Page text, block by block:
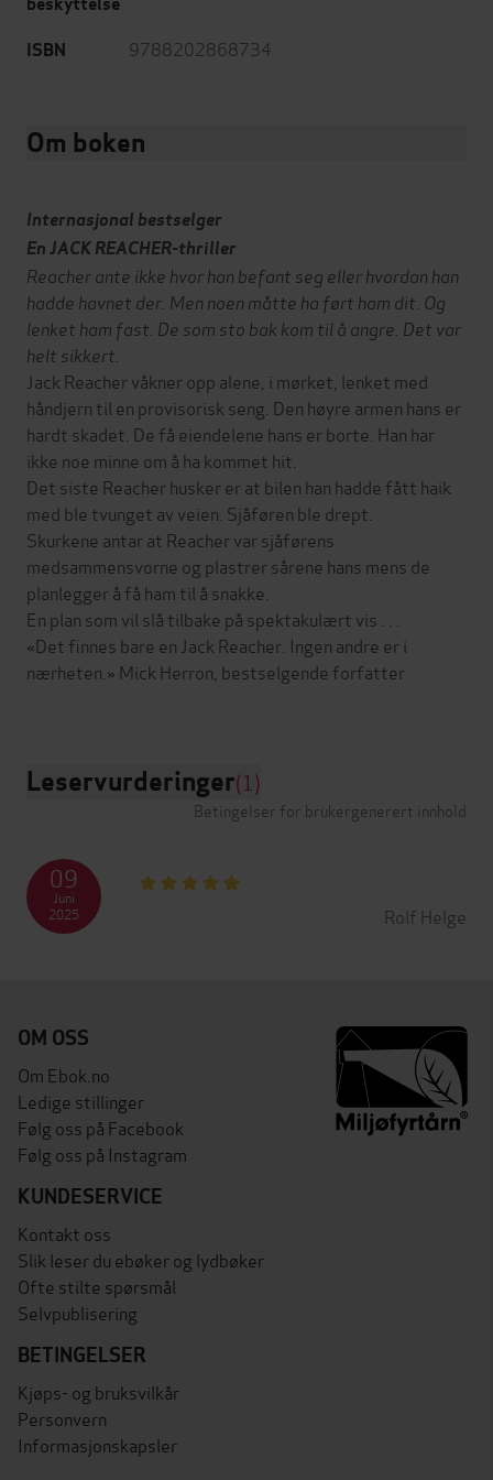
ISBN 9788202868734
Om boken
Internasjonal bestselger
En JACK REACHER-thriller
Reacher ante ikke hvor han befant seg eller hvordan han
hadde havnet der. Men noen måtte ha ført ham dit. Og
lenket ham fast. De som sto bak kom til å angre. Det var
helt sikkert.
Jack Reacher våkner opp alene, i mørket, lenket med
håndjern til en provisorisk seng. Den høyre armen hans er
hardt skadet. De få eiendelene hans er borte. Han har
ikke noe minne om å ha kommet hit.
Det siste Reacher husker er at bilen han hadde fått haik
med ble tvunget av veien. Sjåføren ble drept.
Skurkene antar at Reacher var sjåførens
medsammensvorne og plastrer sårene hans mens de
planlegger å få ham til å snakke.
En plan som vil slå tilbake på spektakulært vis . . .
«Det finnes bare en Jack Reacher. Ingen andre er i
nærheten.» Mick Herron, bestselgende forfatter
Leservurderinger(1)
Betingelser for brukergenerert innhold
Rolf Helge
09
Juni
2025
OM OSS
Om Ebok.no
Ledige stillinger
Følg oss på Facebook
Følg oss på Instagram
KUNDESERVICE
Kontakt oss
Slik leser du ebøker og lydbøker
Ofte stilte spørsmål
Selvpublisering
BETINGELSER
Kjøps- og bruksvilkår
Personvern
Informasjonskapsler